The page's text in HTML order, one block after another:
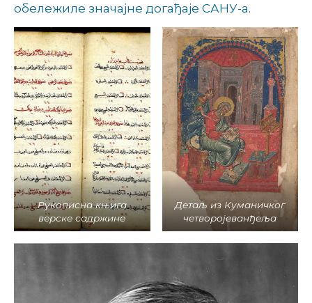
обележиле значајне догађаје САНУ-а.
Рукописна књига
верске садржине
Детаљ из Куманичког
четворојеванђеља